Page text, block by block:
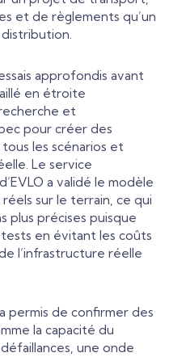
et de règlements qu’un
approfondis avant
en étroite
et
pour créer des
les scénarios et
Le service
a validé le modèle
sur le terrain, ce qui
plus précises puisque
en évitant les coûts
l’infrastructure réelle
permis de confirmer des
la capacité du
une onde